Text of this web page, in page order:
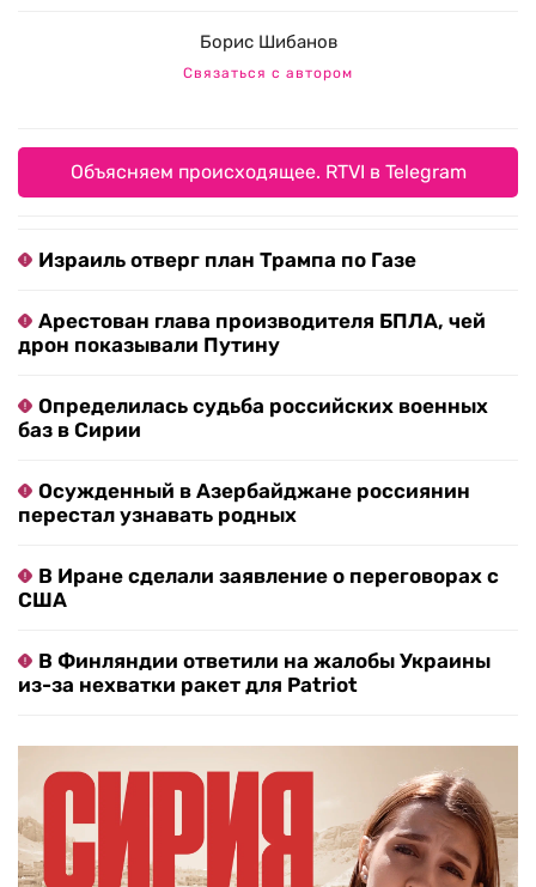
Борис Шибанов
Связаться с автором
Объясняем происходящее. RTVI в Telegram
Израиль отверг план Трампа по Газе
Арестован глава производителя БПЛА, чей
дрон показывали Путину
Определилась судьба российских военных
баз в Сирии
Осужденный в Азербайджане россиянин
перестал узнавать родных
В Иране сделали заявление о переговорах с
США
В Финляндии ответили на жалобы Украины
из-за нехватки ракет для Patriot